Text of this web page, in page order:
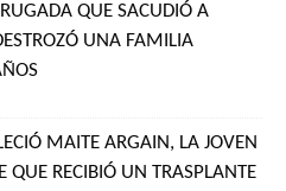
QUE SACUDIÓ A
UNA FAMILIA
MAITE ARGAIN, LA JOVEN
QUE RECIBIÓ UN TRASPLANTE